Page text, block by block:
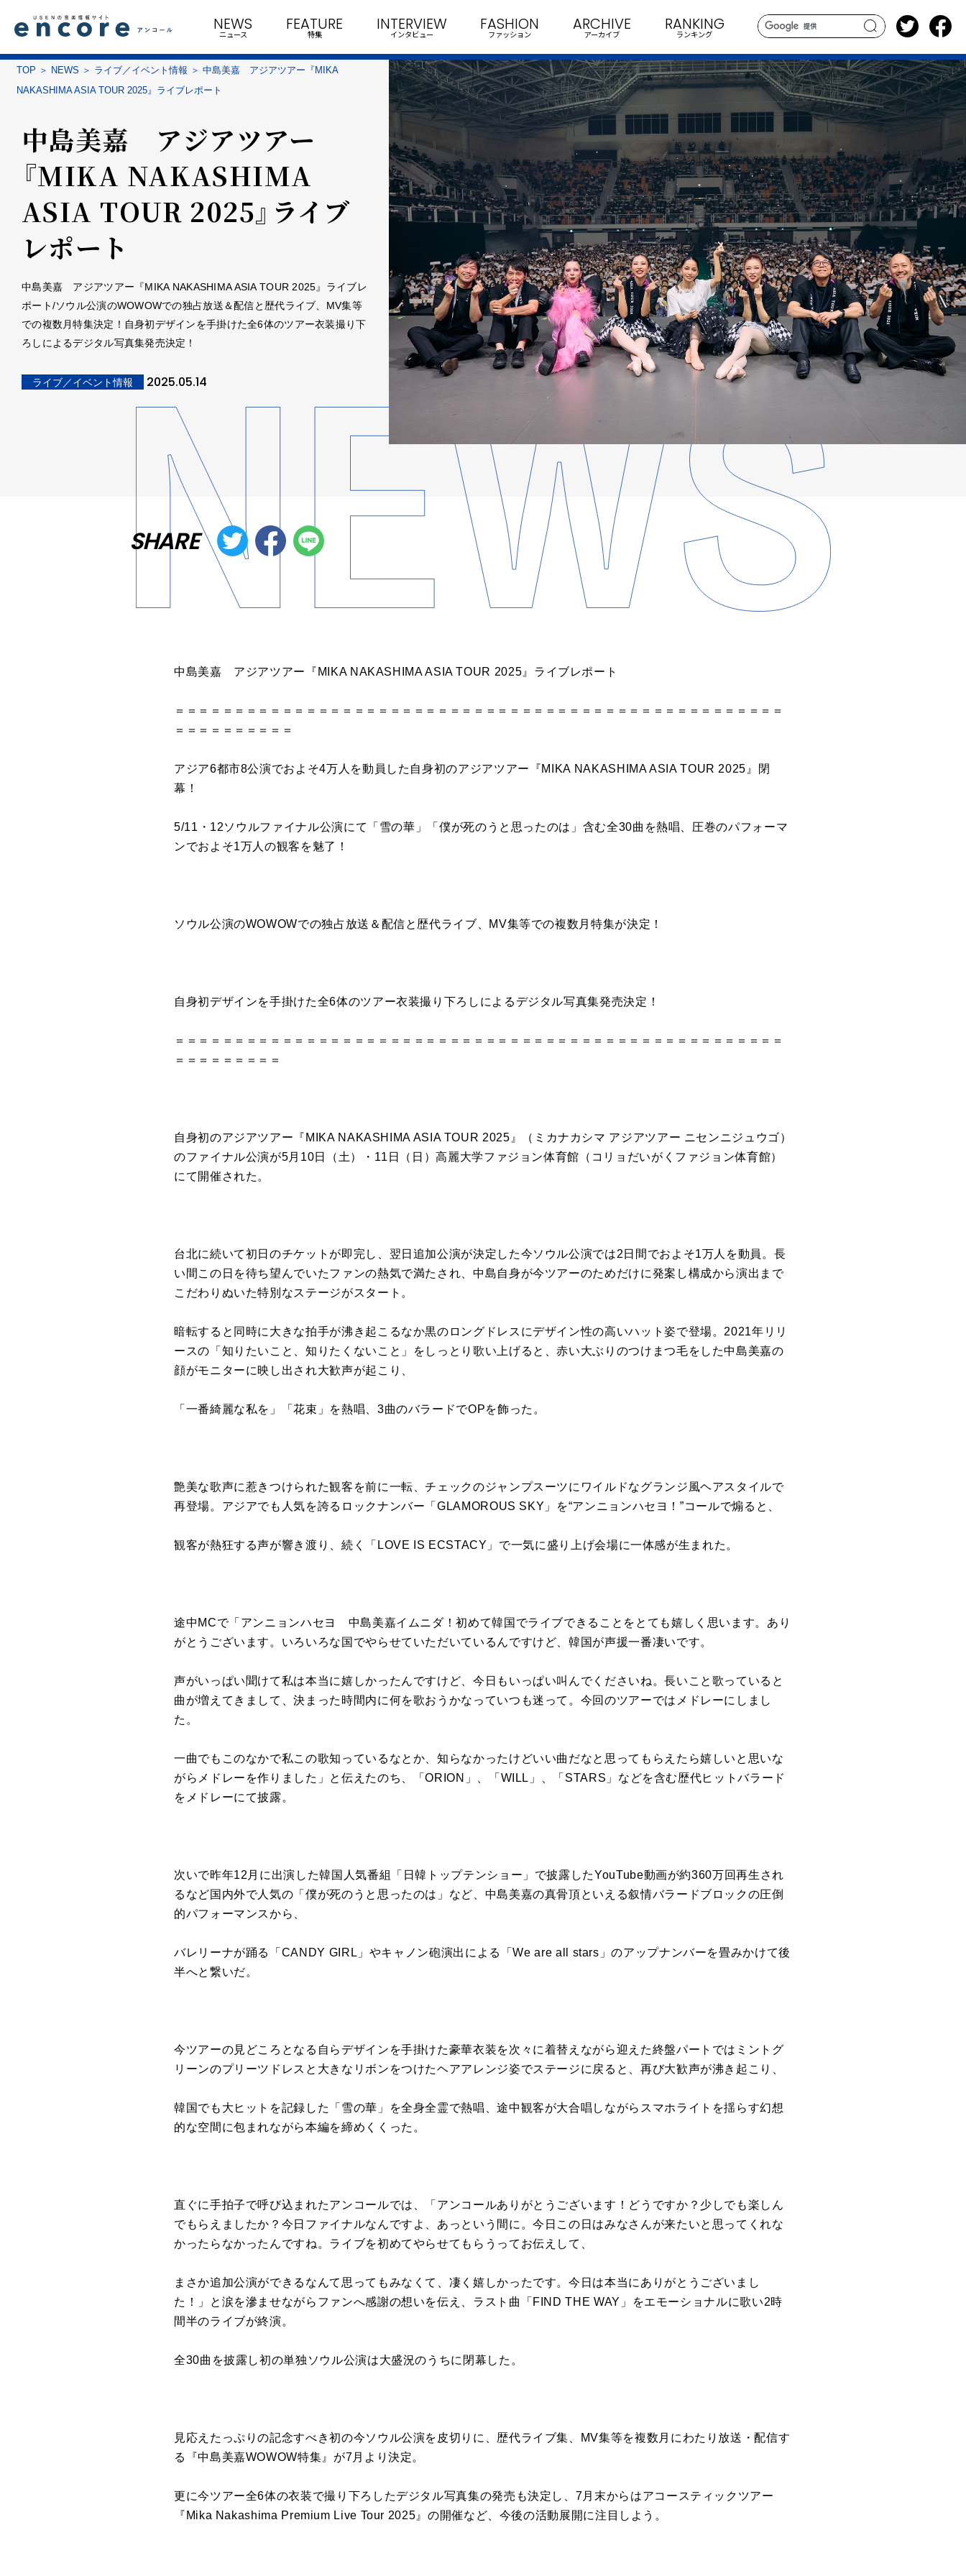
search
NEWS
ニュース
FEATURE
特集
INTERVIEW
インタビュー
FASHION
ファッション
ARCHIVE
アーカイブ
RANKING
ランキング
TOP NEWS ライブ／イベント情報
中島美嘉 アジアツアー『MIKA
NAKASHIMA ASIA TOUR 2025』ライブレポート
中島美嘉 アジアツアー
『MIKA NAKASHIMA
ASIA TOUR 2025』ライブ
レポート
中島美嘉 アジアツアー『MIKA NAKASHIMA ASIA TOUR 2025』ライブレ
ポート/ソウル公演のWOWOWでの独占放送＆配信と歴代ライブ、MV集等
での複数月特集決定！自身初デザインを手掛けた全6体のツアー衣装撮り下
ろしによるデジタル写真集発売決定！
ライブ／イベント情報 2025.05.14
SHARE
中島美嘉 アジアツアー『MIKA NAKASHIMA ASIA TOUR 2025』ライブレポート
＝＝＝＝＝＝＝＝＝＝＝＝＝＝＝＝＝＝＝＝＝＝＝＝＝＝＝＝＝＝＝＝＝＝＝＝＝＝＝＝＝＝＝＝＝＝＝＝＝＝＝
＝＝＝＝＝＝＝＝＝＝
アジア6都市8公演でおよそ4万人を動員した自身初のアジアツアー『MIKA NAKASHIMA ASIA TOUR 2025』閉
幕！
5/11・12ソウルファイナル公演にて「雪の華」「僕が死のうと思ったのは」含む全30曲を熱唱、圧巻のパフォーマ
ンでおよそ1万人の観客を魅了！
ソウル公演のWOWOWでの独占放送＆配信と歴代ライブ、MV集等での複数月特集が決定！
自身初デザインを手掛けた全6体のツアー衣装撮り下ろしによるデジタル写真集発売決定！
＝＝＝＝＝＝＝＝＝＝＝＝＝＝＝＝＝＝＝＝＝＝＝＝＝＝＝＝＝＝＝＝＝＝＝＝＝＝＝＝＝＝＝＝＝＝＝＝＝＝＝
＝＝＝＝＝＝＝＝＝
自身初のアジアツアー『MIKA NAKASHIMA ASIA TOUR 2025』（ミカナカシマ アジアツアー ニセンニジュウゴ）
のファイナル公演が5月10日（土）・11日（日）高麗大学ファジョン体育館（コリョだいがくファジョン体育館）
にて開催された。
台北に続いて初日のチケットが即完し、翌日追加公演が決定した今ソウル公演では2日間でおよそ1万人を動員。長
い間この日を待ち望んでいたファンの熱気で満たされ、中島自身が今ツアーのためだけに発案し構成から演出まで
こだわりぬいた特別なステージがスタート。
暗転すると同時に大きな拍手が沸き起こるなか黒のロングドレスにデザイン性の高いハット姿で登場。2021年リリ
ースの「知りたいこと、知りたくないこと」をしっとり歌い上げると、赤い大ぶりのつけまつ毛をした中島美嘉の
顔がモニターに映し出され大歓声が起こり、
「一番綺麗な私を」「花束」を熱唱、3曲のバラードでOPを飾った。
艶美な歌声に惹きつけられた観客を前に一転、チェックのジャンプスーツにワイルドなグランジ風ヘアスタイルで
再登場。アジアでも人気を誇るロックナンバー「GLAMOROUS SKY」を“アンニョンハセヨ！”コールで煽ると、
観客が熱狂する声が響き渡り、続く「LOVE IS ECSTACY」で一気に盛り上げ会場に一体感が生まれた。
途中MCで「アンニョンハセヨ 中島美嘉イムニダ！初めて韓国でライブできることをとても嬉しく思います。あり
がとうございます。いろいろな国でやらせていただいているんですけど、韓国が声援一番凄いです。
声がいっぱい聞けて私は本当に嬉しかったんですけど、今日もいっぱい叫んでくださいね。長いこと歌っていると
曲が増えてきまして、決まった時間内に何を歌おうかなっていつも迷って。今回のツアーではメドレーにしまし
た。
一曲でもこのなかで私この歌知っているなとか、知らなかったけどいい曲だなと思ってもらえたら嬉しいと思いな
がらメドレーを作りました」と伝えたのち、「ORION」、「WILL」、「STARS」などを含む歴代ヒットバラード
をメドレーにて披露。
次いで昨年12月に出演した韓国人気番組「日韓トップテンショー」で披露したYouTube動画が約360万回再生され
るなど国内外で人気の「僕が死のうと思ったのは」など、中島美嘉の真骨頂といえる叙情バラードブロックの圧倒
的パフォーマンスから、
バレリーナが踊る「CANDY GIRL」やキャノン砲演出による「We are all stars」のアップナンバーを畳みかけて後
半へと繋いだ。
今ツアーの見どころとなる自らデザインを手掛けた豪華衣装を次々に着替えながら迎えた終盤パートではミントグ
リーンのプリーツドレスと大きなリボンをつけたヘアアレンジ姿でステージに戻ると、再び大歓声が沸き起こり、
韓国でも大ヒットを記録した「雪の華」を全身全霊で熱唱、途中観客が大合唱しながらスマホライトを揺らす幻想
的な空間に包まれながら本編を締めくくった。
直ぐに手拍子で呼び込まれたアンコールでは、「アンコールありがとうございます！どうですか？少しでも楽しん
でもらえましたか？今日ファイナルなんですよ、あっという間に。今日この日はみなさんが来たいと思ってくれな
かったらなかったんですね。ライブを初めてやらせてもらうってお伝えして、
まさか追加公演ができるなんて思ってもみなくて、凄く嬉しかったです。今日は本当にありがとうございまし
た！」と涙を滲ませながらファンへ感謝の想いを伝え、ラスト曲「FIND THE WAY」をエモーショナルに歌い2時
間半のライブが終演。
全30曲を披露し初の単独ソウル公演は大盛況のうちに閉幕した。
見応えたっぷりの記念すべき初の今ソウル公演を皮切りに、歴代ライブ集、MV集等を複数月にわたり放送・配信す
る『中島美嘉WOWOW特集』が7月より決定。
更に今ツアー全6体の衣装で撮り下ろしたデジタル写真集の発売も決定し、7月末からはアコースティックツアー
『Mika Nakashima Premium Live Tour 2025』の開催など、今後の活動展開に注目しよう。